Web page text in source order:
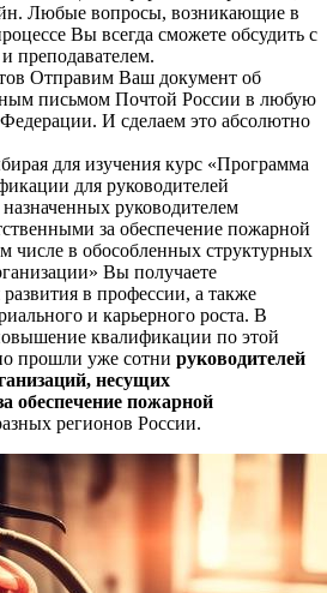
Любые вопросы, возникающие в
Вы всегда сможете обсудить с
преподавателем.
Отправим Ваш документ об
письмом Почтой России в любую
И сделаем это абсолютно
для изучения курс «Программа
для руководителей
руководителем
за обеспечение пожарной
числе в обособленных структурных
Вы получаете
в профессии, а также
и карьерного роста. В
квалификации по этой
прошли уже сотни руководителей
несущих
обеспечение пожарной
регионов России.